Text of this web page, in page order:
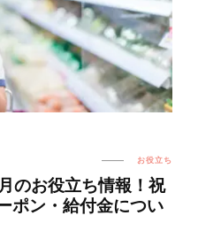
お役立ち
のお役立ち情報！祝
ポン・給付金につい